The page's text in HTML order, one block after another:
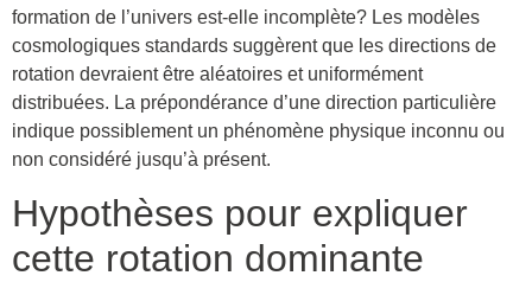
formation de l’univers est-elle incomplète? Les modèles
cosmologiques standards suggèrent que les directions de
rotation devraient être aléatoires et uniformément
distribuées. La prépondérance d’une direction particulière
indique possiblement un phénomène physique inconnu ou
non considéré jusqu’à présent.
Hypothèses pour expliquer
cette rotation dominante